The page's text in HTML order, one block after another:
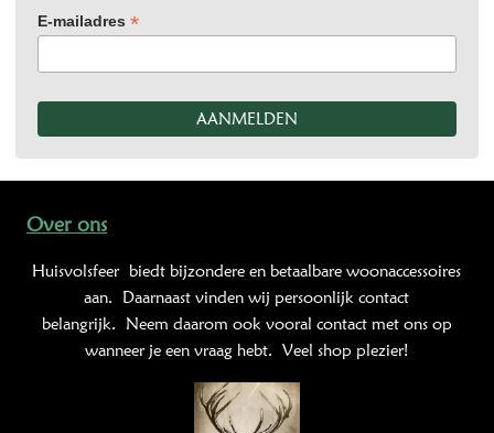
E-mailadres *
Over ons
Huisvolsfeer biedt bijzondere en betaalbare woonaccessoires
aan. Daarnaast vinden wij persoonlijk contact
belangrijk. Neem daarom ook vooral contact met ons op
wanneer je een vraag hebt. Veel shop plezier!